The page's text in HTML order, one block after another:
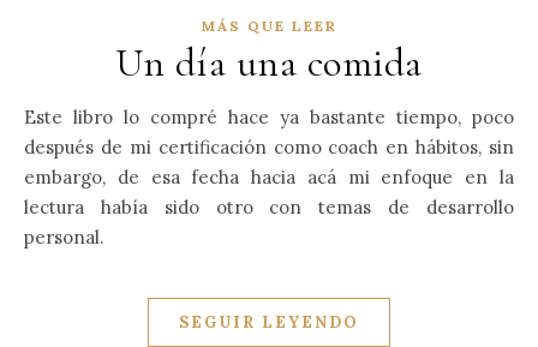
MÁS QUE LEER
Un día una comida
Este libro lo compré hace ya bastante tiempo, poco
después de mi certificación como coach en hábitos, sin
embargo, de esa fecha hacia acá mi enfoque en la
lectura había sido otro con temas de desarrollo
personal.
SEGUIR LEYENDO